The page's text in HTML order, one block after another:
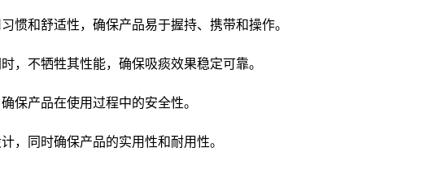
惯和舒适性，确保产品易于握持、携带和操作。
，不牺牲其性能，确保吸痰效果稳定可靠。
保产品在使用过程中的安全性。
，同时确保产品的实用性和耐用性。